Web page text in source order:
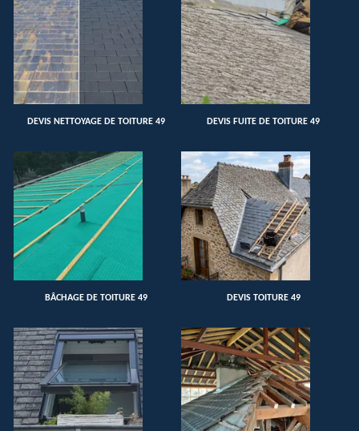
DEVIS NETTOYAGE DE TOITURE 49 DEVIS FUITE DE TOITURE 49
BÂCHAGE DE TOITURE 49 DEVIS TOITURE 49